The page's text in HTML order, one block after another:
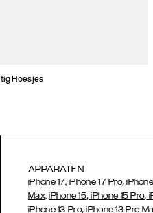
Hoesjes
APPARATEN
iPhone 17, iPhone 17 Pro,
Max, iPhone 15, iPhone 15 Pro,
iPhone 13 Pro, iPhone 13 Pro